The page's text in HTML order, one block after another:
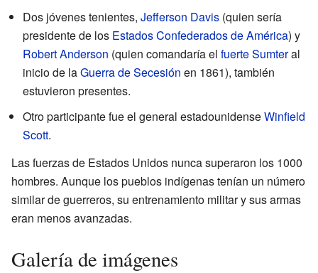
Dos jóvenes tenientes, Jefferson Davis (quien sería
presidente de los Estados Confederados de América) y
Robert Anderson (quien comandaría el fuerte Sumteral
inicio de laGuerra de Secesión en 1861), también
estuvieron presentes.
Otro participante fue el general estadounidenseWinfield
Scott.
Las fuerzas de Estados Unidos nunca superaron los 1000
hombres. Aunque los pueblos indígenas tenían un número
similar de guerreros, su entrenamiento militar y sus armas
eran menos avanzadas.
Galería de imágenes